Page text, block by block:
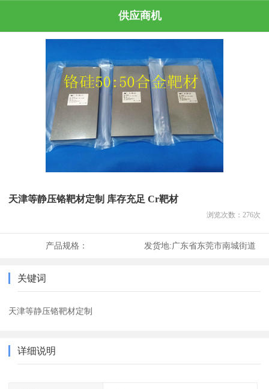
供应商机
天津等静压铬靶材定制 库存充足 Cr靶材
浏览次数： 276次
产品规格： 发货地:广东省东莞市南城街道
关键词
天津等静压铬靶材定制
详细说明